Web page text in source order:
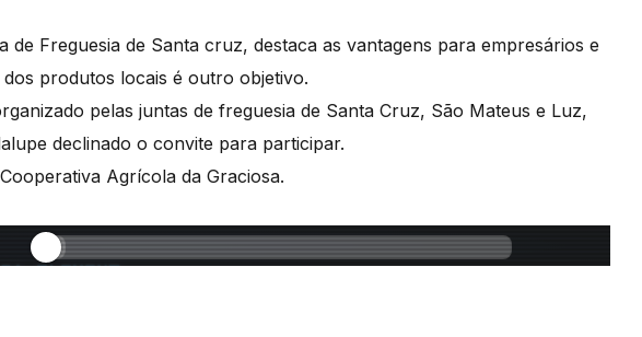
de Freguesia de Santa cruz, destaca as vantagens para empresários e
produtos locais é outro objetivo.
pelas juntas de freguesia de Santa Cruz, São Mateus e Luz,
declinado o convite para participar.
Agrícola da Graciosa.